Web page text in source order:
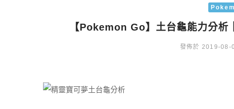
【Pokemon Go】土台龜能力分
發佈於 2019-08-